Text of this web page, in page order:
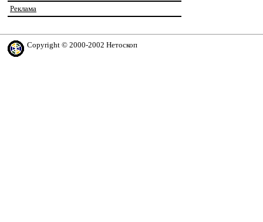
Реклама
Copyright © 2000-2002 Нетоскоп